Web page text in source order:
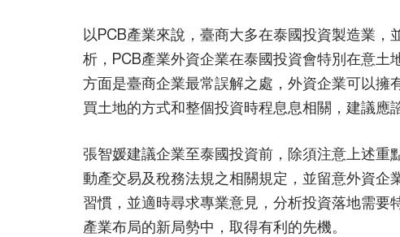
以PCB產業來說，臺商大多在泰國投資製造業
析，PCB產業外資企業在泰國投資會特別在意
方面是臺商企業最常誤解之處，外資企業可以
買土地的方式和整個投資時程息息相關，建議應
張智媛建議企業至泰國投資前，除須注意上述重
動產交易及稅務法規之相關規定，並留意外資
習慣，並適時尋求專業意見，分析投資落地需要
產業布局的新局勢中，取得有利的先機。